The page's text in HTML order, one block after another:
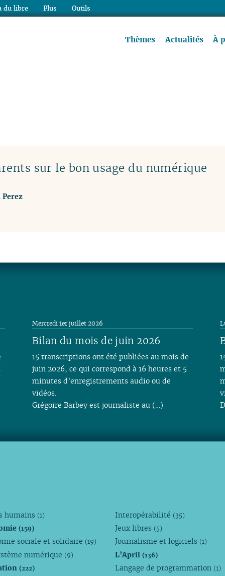
Thèmes Actualités À
sur le bon usage du numérique
Perez
Bilan du mois de juin 2026
Mercredi 1er juillet 2026
15 transcriptions ont été publiées au mois de
juin 2026, ce qui correspond à 16 heures et 5
minutes d’enregistrements audio ou de
vidéos.
Grégoire Barbey est journaliste au (…)
humains (1)
(159)
sociale et solidaire (19)
numérique (9)
(222)
Interopérabilité (35)
Jeux libres (5)
Journalisme et logiciels (1)
L’April(136)
Langage de programmation (1)
du libre Plus Outils